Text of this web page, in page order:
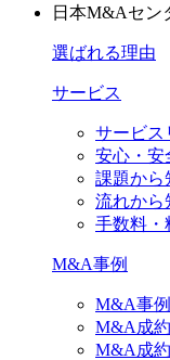
日本M&Aセン
選ばれる理由
サービス
サービス
安心・安
課題から
流れから
手数料・
M&A事例
M&A事例
M&A成
M&A成